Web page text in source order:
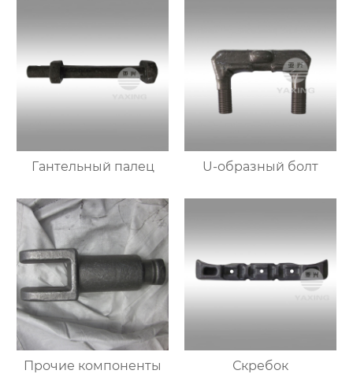
Гантельный палец U-образный болт
Прочие компоненты Скребок